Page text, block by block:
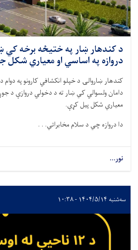
د کندهار ښار په ختيځه برخه کي
دروازه په اساسي او معياري شکل
کندهار ښاروالۍ د خپلو انکشافي کارونو په
دامان ولسوالي کي ښار ته د دخولي دروازې د
معياري شکل پيل کړې.
دا دروازه چي د سلام مخابراتي. . .
نور...
سه‌شنبه ۱۴۰۴/۵/۱۴ - ۱۰:۳۸